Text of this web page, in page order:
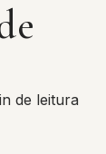
de leitura